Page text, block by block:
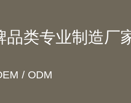
品类专业制造厂
/ ODM